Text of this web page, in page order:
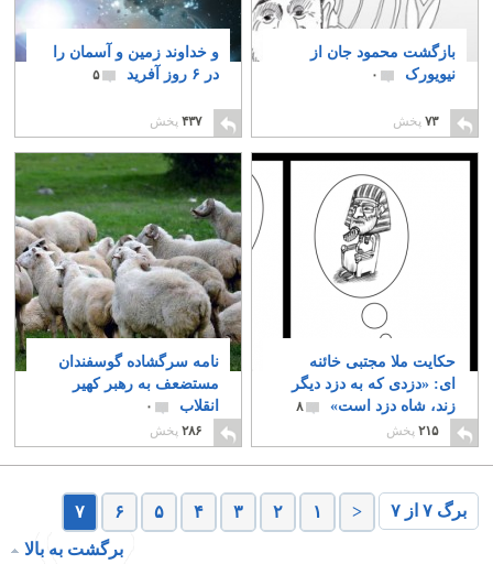
بازگشت محمود جان از
نیویورک
۰
۷۳ پخش
و خداوند زمین و آسمان را
در ۶ روز آفرید
۵
۴۳۷ پخش
حکایت ملا مجتبی خائنه
ای: «دزدی که به دزد دیگر
زند، شاه دزد است»
۸
۲۱۵ پخش
نامه سرگشاده گوسفندان
مستضعف به رهبر کهیر
انقلاب
۰
۲۸۶ پخش
برگ ۷ از ۷ < ۱ ۲ ۳ ۴ ۵ ۶
۷
برگشت به بالا